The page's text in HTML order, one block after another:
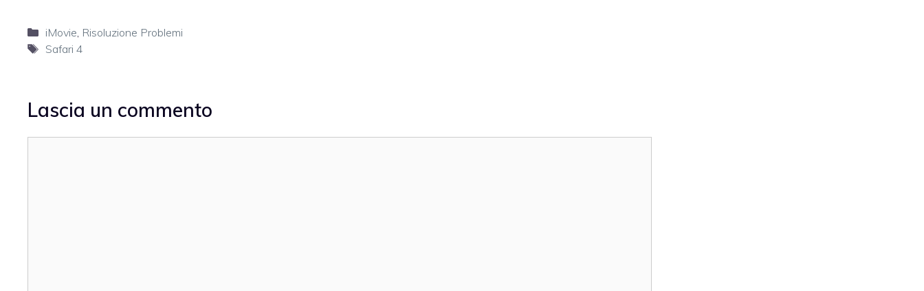
Categorie
iMovie, Risoluzione Problemi
Tag
Safari 4
Lascia un commento